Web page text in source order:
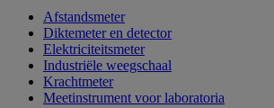
Afstandsmeter
Diktemeter en detector
Elektriciteitsmeter
Industriële weegschaal
Krachtmeter
Meetinstrument voor laboratoria